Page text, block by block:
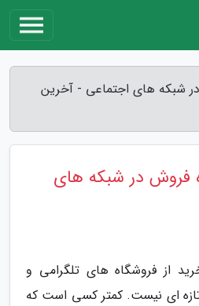
شبکه های اجتماعی - آخرین
فروش در شبکه های
از فروشگاه های تلگرامی و
تازه ای نیست. کمتر کسی است که